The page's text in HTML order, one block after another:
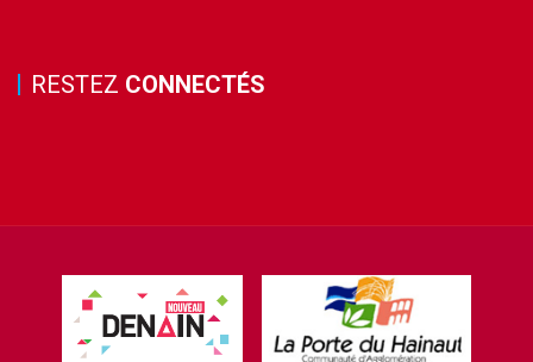
RESTEZ CONNECTÉS